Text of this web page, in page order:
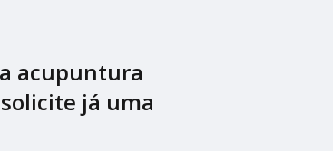
acupuntura
já uma